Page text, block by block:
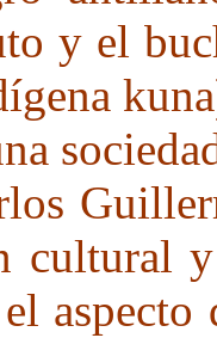
y el
cultural
aspecto